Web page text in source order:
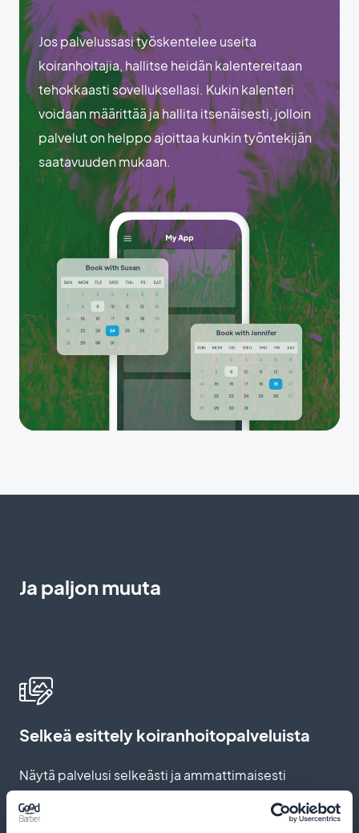
Jos palvelussasi työskentelee useita
koiranhoitajia, hallitse heidän kalentereitaan
tehokkaasti sovelluksellasi. Kukin kalenteri
voidaan määrittää ja hallita itsenäisesti, jolloin
palvelut on helppo ajoittaa kunkin työntekijän
saatavuuden mukaan.
Ja paljon muuta
Selkeä esittely koiranhoitopalveluista
Näytä palvelusi selkeästi ja ammattimaisesti